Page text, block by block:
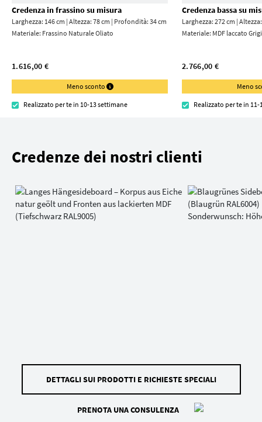
Credenza in frassino su misura
Larghezza: 146 cm | Altezza: 78 cm | Profondità: 34 cm
Materiale: Frassino Naturale Oliato
1.616,00 €
Meno sconto
Realizzato per te in 10-13 settimane
Credenza bassa su
Larghezza: 272 cm |
Materiale: MDF laccato
2.766,00 €
Meno
Realizzato per te in
Credenze dei nostri clienti
DETTAGLI SUI PRODOTTI E RICHIESTE SPECIALI
PRENOTA UNA CONSULENZA